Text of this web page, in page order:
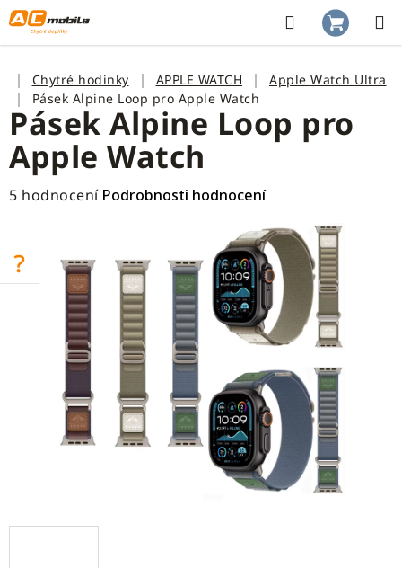
Přejít
na
obsah
Hledat
KOŠÍK
DomůChytré hodinky APPLE WATCH
Apple Watch Ultra
Pásek Alpine Loop pro Apple Watch
Pásek Alpine Loop pro
Apple Watch
Průměrné
produktu
je
4,0
hvězdiček.
5 hodnocení Podrobnosti hodnocení